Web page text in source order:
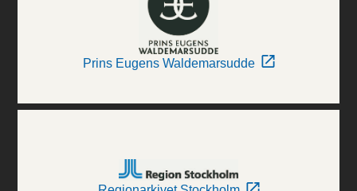
Prins Eugens Waldemarsudde